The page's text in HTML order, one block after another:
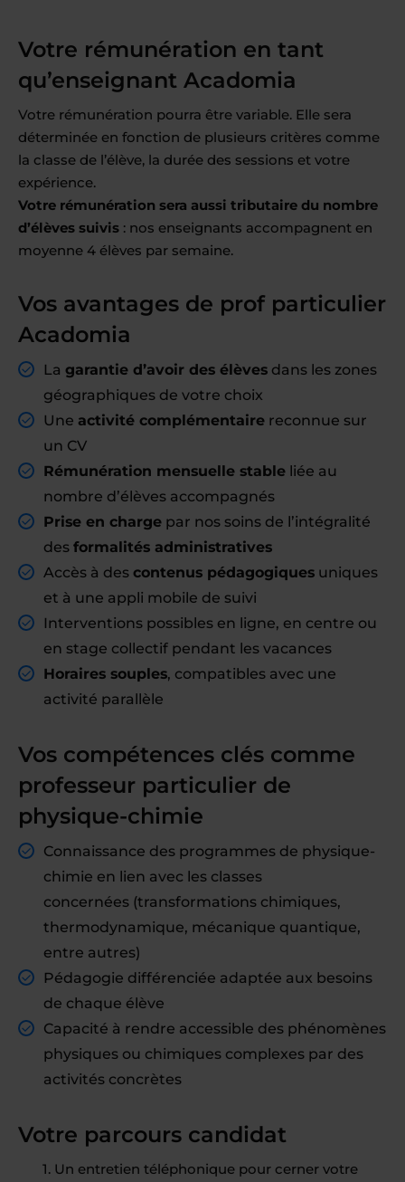
Votre rémunération en tant
qu’enseignant Acadomia
Votre rémunération pourra être variable. Elle sera
déterminée en fonction de plusieurs critères comme
la classe de l’élève, la durée des sessions et votre
expérience.
Votre rémunération sera aussi tributaire du nombre
d’élèves suivis : nos enseignants accompagnent en
moyenne 4 élèves par semaine.
Vos avantages de prof particulier
Acadomia
La garantie d’avoir des élèves dans les zones
géographiques de votre choix
Une activité complémentaire reconnue sur
un CV
Rémunération mensuelle stable liée au
nombre d’élèves accompagnés
Prise en charge par nos soins de l’intégralité
des formalités administratives
Accès à des contenus pédagogiques uniques
et à une appli mobile de suivi
Interventions possibles en ligne, en centre ou
en stage collectif pendant les vacances
Horaires souples, compatibles avec une
activité parallèle
Vos compétences clés comme
professeur particulier de
physique-chimie
Connaissance des programmes de physique-
chimie en lien avec les classes
concernées (transformations chimiques,
thermodynamique, mécanique quantique,
entre autres)
Pédagogie différenciée adaptée aux besoins
de chaque élève
Capacité à rendre accessible des phénomènes
physiques ou chimiques complexes par des
activités concrètes
Votre parcours candidat
Un entretien téléphonique pour cerner votre